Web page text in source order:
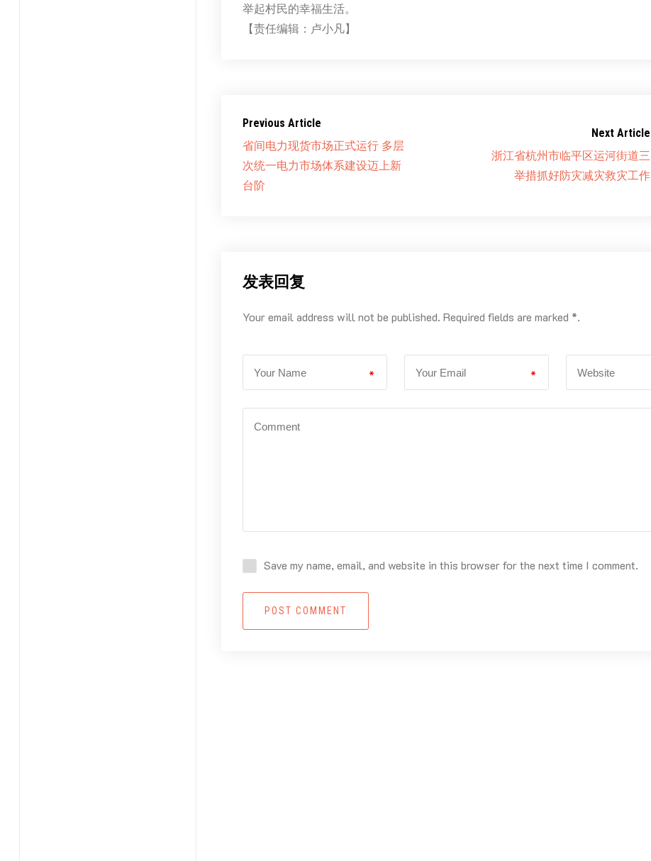
举起村民的幸福生活。
【责任编辑：卢小凡】
Previous Article
省间电力现货市场正式运行 多层
次统一电力市场体系建设迈上新
台阶
Next Article
浙江省杭州市临平区运河街道三
举措抓好防灾减灾救灾工作
发表回复
Your email address will not be published. Required fields are marked *.
* *
Save my name, email, and website in this browser for the next time I comment.
POST COMMENT